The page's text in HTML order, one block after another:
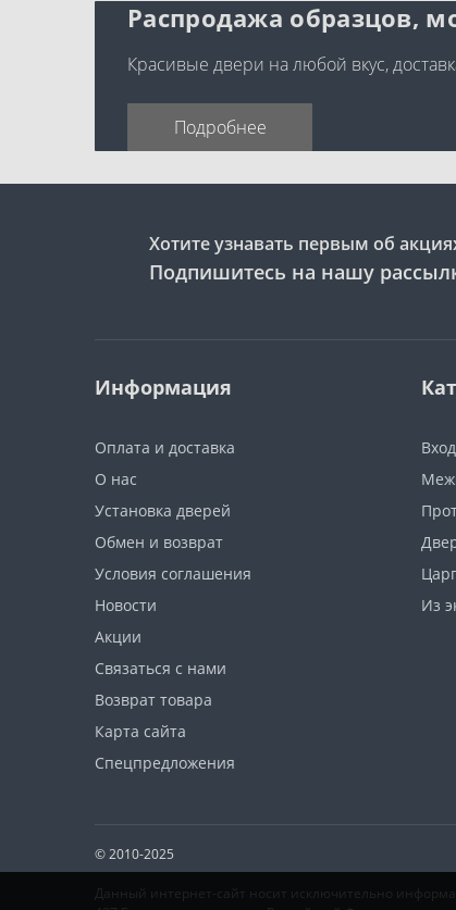
Распродажа образцов,
Красивые двери на любой вкус,
Подробнее
Хотите узнавать первым об
Подпишитесь на нашу
Информация
Оплата и доставка
О нас
Установка дверей
Обмен и возврат
Условия соглашения
Новости
Акции
Связаться с нами
Возврат товара
Карта сайта
Спецпредложения
Из
© 2010-2025
Данный интернет-сайт носит исключительно